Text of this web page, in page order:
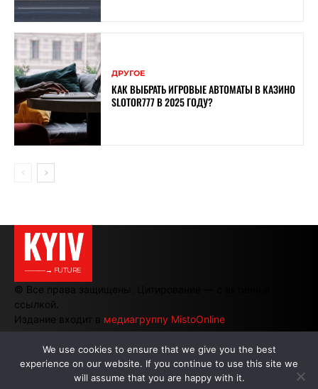
ДРУГОЕ
КАК ВЫБРАТЬ ИГРОВЫЕ АВТОМАТЫ В КАЗИНО
SLOTOR777 В 2025 ГОДУ?
KYIV
———→ FUTURE
© Все права защищены. Цитирование — с активной
ссылкой.
Издание входит в медиагруппу MistoOnline
АВТОРЫ | РЕКЛАМА НА САЙТЕ
We use cookies to ensure that we give you the best
experience on our website. If you continue to use this site we
will assume that you are happy with it.